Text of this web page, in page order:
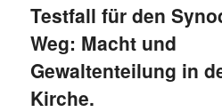
Testfall für den
Weg: Macht und
Gewaltenteilung in
Kirche.